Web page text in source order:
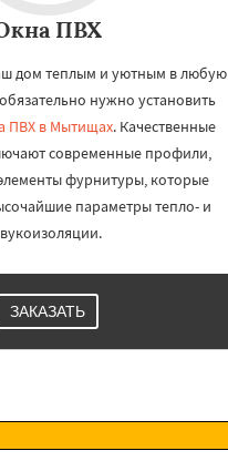
ПВХ
дом теплым и уютным в любую
нужно установить
ПВХ в Мытищах. Качественные
современные профили,
фурнитуры, которые
параметры тепло- и
ЗАКАЗАТЬ